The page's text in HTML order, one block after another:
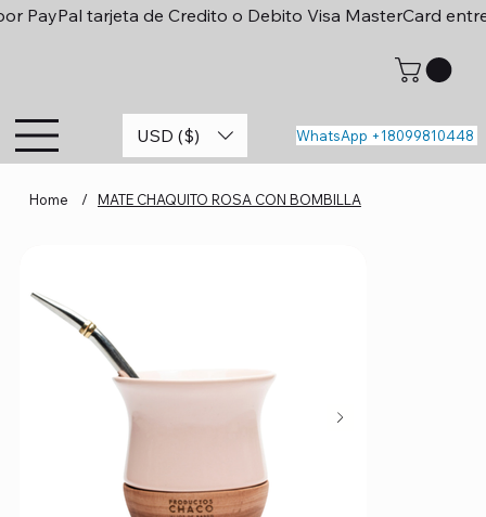
PayPal tarjeta de Credito o Debito Visa MasterCard
USD ($) WhatsApp +18099810448
Home / MATE CHAQUITO ROSA CON BOMBILLA